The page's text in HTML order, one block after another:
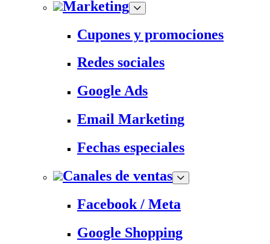
Marketing
Cupones y promociones
Redes sociales
Google Ads
Email Marketing
Fechas especiales
Canales de ventas
Facebook / Meta
Google Shopping